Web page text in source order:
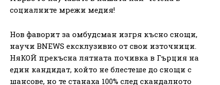
социалните мрежи медия!
Нов фаворит за омбудсман изгря късно снощи,
научи BNEWS ексклузивно от свои източници.
НяКОЙ прекъсна лятната почивка в Гърция на
един кандидат, който не блестеше до снощи с
шансове, но те станаха 100% след скандалното